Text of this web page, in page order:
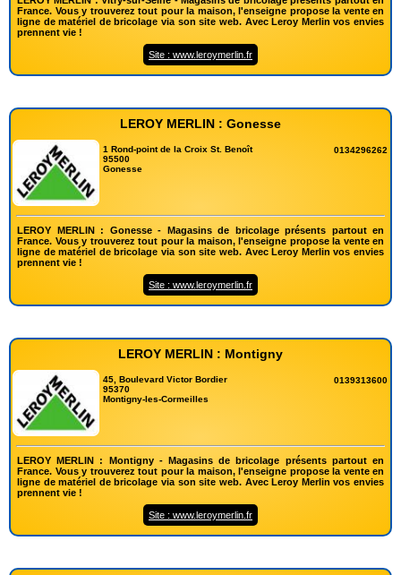
France. Vous y trouverez tout pour la maison, l'enseigne propose la vente en
ligne de matériel de bricolage via son site web. Avec Leroy Merlin vos envies
prennent vie !
Site : www.leroymerlin.fr
LEROY MERLIN : Gonesse
1 Rond-point de la Croix St. Benoît
95500
Gonesse
0134296262
LEROY MERLIN : Gonesse - Magasins de bricolage présents partout en
France. Vous y trouverez tout pour la maison, l'enseigne propose la vente en
ligne de matériel de bricolage via son site web. Avec Leroy Merlin vos envies
prennent vie !
Site : www.leroymerlin.fr
LEROY MERLIN : Montigny
45, Boulevard Victor Bordier
95370
Montigny-les-Cormeilles
0139313600
LEROY MERLIN : Montigny - Magasins de bricolage présents partout en
France. Vous y trouverez tout pour la maison, l'enseigne propose la vente en
ligne de matériel de bricolage via son site web. Avec Leroy Merlin vos envies
prennent vie !
Site : www.leroymerlin.fr